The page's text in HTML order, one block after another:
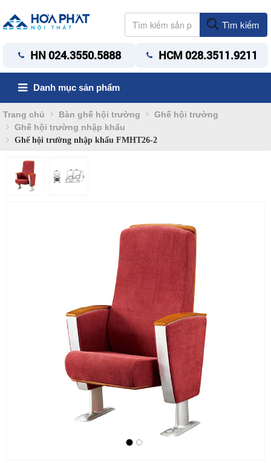
Tìm kiếm
HN 024.3550.5888 HCM 028.3511.9211
Danh mục sản phẩm
Trang chủ Bàn ghế hội trường
Ghế hội trường
Ghế hội trường nhập khẩu
Ghế hội trường nhập khẩu FMHT26-2